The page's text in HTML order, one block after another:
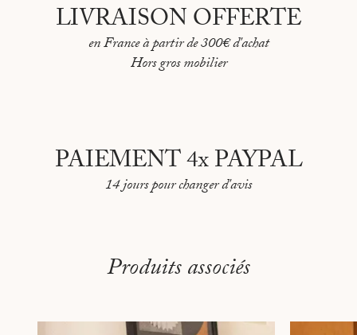
LIVRAISON OFFERTE
en France à partir de 300€ d'achat
Hors gros mobilier
PAIEMENT 4x PAYPAL
14 jours pour changer d'avis
Produits associés